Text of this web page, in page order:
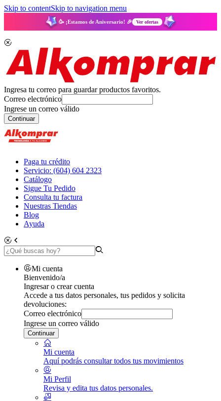
Skip to contentSkip to navigation menu
🥳 ¡Estamos de Aniversario! 🎉 Ver ofertas
Ingresa tu correo para guardar productos favoritos.
Correo electrónico
Ingrese un correo válido
Continuar
Paga tu crédito
Servicio: (604) 604 2323
Catálogo
Sigue Tu Pedido
Consulta tu factura
Nuestras Tiendas
Blog
Ayuda
Mi cuenta
Bienvenido/a
Ingresar o crear cuenta
Accede a tus datos personales, tus pedidos y solicita
devoluciones:
Correo electrónico
Ingrese un correo válido
Continuar
Mi cuenta
Aquí podrás consultar todos tus movimientos
Mi Perfil
Revisa y edita tus datos personales.